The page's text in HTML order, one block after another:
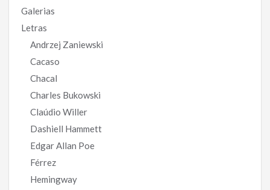
Galerias
Letras
Andrzej Zaniewski
Cacaso
Chacal
Charles Bukowski
Claúdio Willer
Dashiell Hammett
Edgar Allan Poe
Férrez
Hemingway